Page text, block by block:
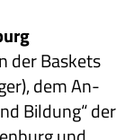
der Baskets
dem An-
Bildung“ der